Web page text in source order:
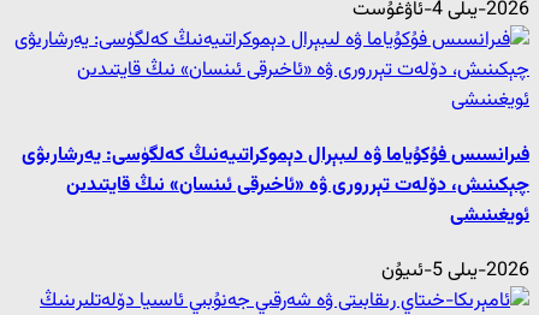
2026-يىلى 4-ئاۋغۇست
فىرانسىس فۇكۇياما ۋە لىبېرال دېموكراتىيەنىڭ كەلگۈسى: يەرشارىۋى
چېكىنىش، دۆلەت تېررورى ۋە «ئاخىرقى ئىنسان» نىڭ قايتىدىن
ئويغىنىشى
2026-يىلى 5-ئىيۇن